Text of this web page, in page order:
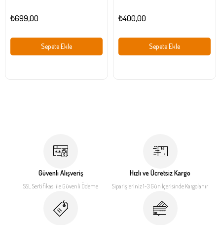
₺699,00
Sepete Ekle
₺400,00
Sepete Ekle
Güvenli Alışveriş
SSL Sertifikası ile Güvenli Ödeme
Hızlı ve Ücretsiz Kargo
Siparişleriniz 1-3 Gün İçerisinde Kargolanır